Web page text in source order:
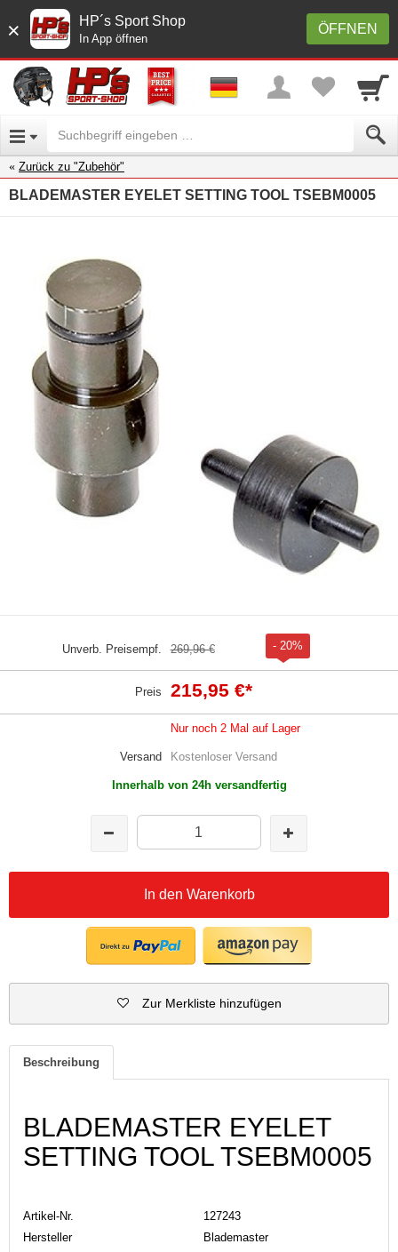
× ÖFFNEN
HP´s Sport Shop
In App öffnen
Zurück zu "Zubehör"
BLADEMASTER EYELET SETTING TOOL TSEBM0005
Unverb. Preisempf. 269,96 € - 20%
Preis 215,95 €*
Nur noch 2 Mal auf Lager
Versand Kostenloser Versand
Innerhalb von 24h versandfertig
In den Warenkorb
Zur Merkliste hinzufügen
Beschreibung
BLADEMASTER EYELET
SETTING TOOL TSEBM0005
Artikel-Nr.
127243
Hersteller
Blademaster